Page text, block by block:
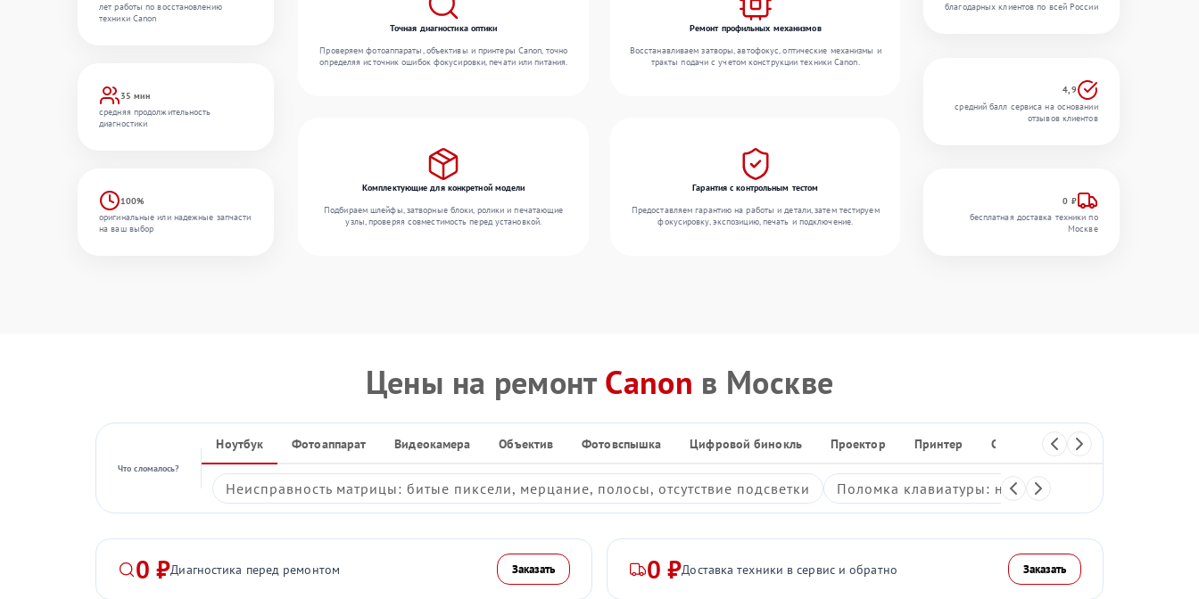
лет работы по восстановлению
техники Canon
35 мин
средняя продолжительность
диагностики
100%
оригинальные или надежные запчасти
на ваш выбор
Точная диагностика оптики
Проверяем фотоаппараты, объективы и принтеры Canon, точно
определяя источник ошибок фокусировки, печати или питания.
Ремонт профильных механизмов
Восстанавливаем затворы, автофокус, оптические механизмы и
тракты подачи с учетом конструкции техники Canon.
Комплектующие для конкретной модели
Подбираем шлейфы, затворные блоки, ролики и печатающие
узлы, проверяя совместимость перед установкой.
Гарантия с контрольным тестом
Предоставляем гарантию на работы и детали, затем тестируем
фокусировку, экспозицию, печать и подключение.
благодарных клиентов по всей России
4,9
средний балл сервиса на основании
отзывов клиентов
0 ₽
бесплатная доставка техники по
Москве
Цены на ремонт Canon в Москве
Что сломалось?
Ноутбук Фотоаппарат Видеокамера Объектив Фотовспышка Цифровой бинокль Проектор Принтер Сканер МФУ
Неисправность матрицы: битые пиксели, мерцание, полосы, отсутствие подсветки Поломка клавиатуры: неработающие клавиши,
0 ₽Диагностика перед ремонтом Заказать 0 ₽Доставка техники в сервис и обратно Заказать